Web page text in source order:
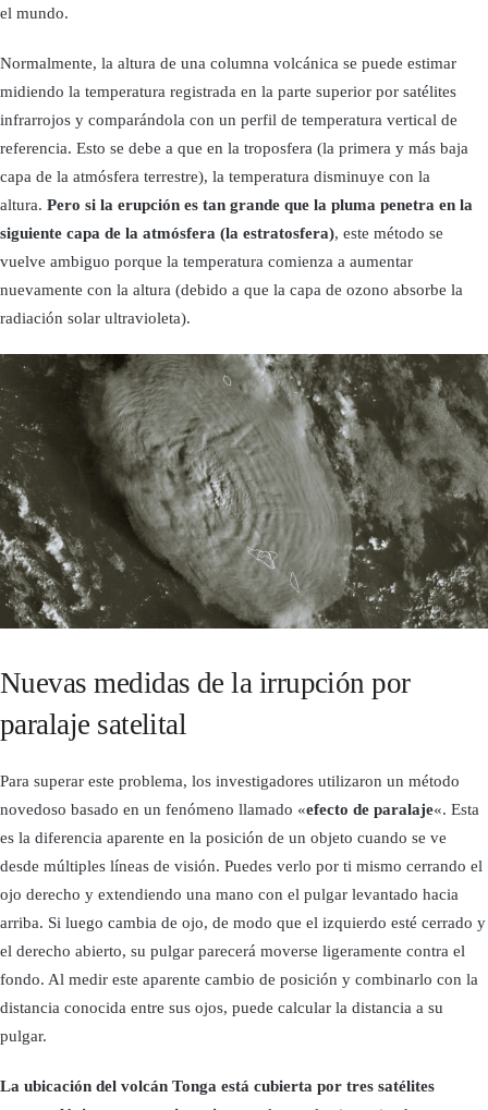
el mundo.
Normalmente, la altura de una columna volcánica se puede estimar
midiendo la temperatura registrada en la parte superior por satélites
infrarrojos y comparándola con un perfil de temperatura vertical de
referencia. Esto se debe a que en la troposfera (la primera y más baja
capa de la atmósfera terrestre), la temperatura disminuye con la
altura. Pero si la erupción es tan grande que la pluma penetra en la
siguiente capa de la atmósfera (la estratosfera), este método se
vuelve ambiguo porque la temperatura comienza a aumentar
nuevamente con la altura (debido a que la capa de ozono absorbe la
radiación solar ultravioleta).
Nuevas medidas de la irrupción por
paralaje satelital
Para superar este problema, los investigadores utilizaron un método
novedoso basado en un fenómeno llamado «efecto de paralaje«. Esta
es la diferencia aparente en la posición de un objeto cuando se ve
desde múltiples líneas de visión. Puedes verlo por ti mismo cerrando el
ojo derecho y extendiendo una mano con el pulgar levantado hacia
arriba. Si luego cambia de ojo, de modo que el izquierdo esté cerrado y
el derecho abierto, su pulgar parecerá moverse ligeramente contra el
fondo. Al medir este aparente cambio de posición y combinarlo con la
distancia conocida entre sus ojos, puede calcular la distancia a su
pulgar.
La ubicación del volcán Tonga está cubierta por tres satélites